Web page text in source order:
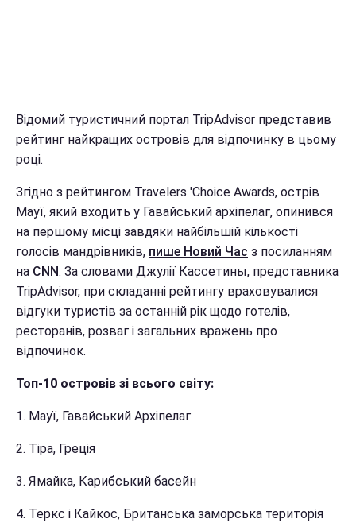
Відомий туристичний портал TripAdvisor представив
рейтинг найкращих островів для відпочинку в цьому
році.
Згідно з рейтингом Travelers 'Choice Awards, острів
Мауї, який входить у Гавайський архіпелаг, опинився
на першому місці завдяки найбільшій кількості
голосів мандрівників, пише Новий Час з посиланням
на CNN. За словами Джулії Кассетины, представника
TripAdvisor, при складанні рейтингу враховувалися
відгуки туристів за останній рік щодо готелів,
ресторанів, розваг і загальних вражень про
відпочинок.
Топ-10 островів зі всього світу:
1. Мауї, Гавайський Архіпелаг
2. Тіра, Греція
3. Ямайка, Карибський басейн
4. Теркс і Кайкос, Британська заморська територія